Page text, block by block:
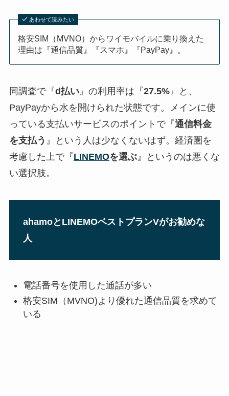
あわせて読みたい
格安SIM（MVNO）からワイモバイルに乗り換えた
理由は『通信品質』『スマホ』『PayPay』。
同調査で『d払い』の利用率は『27.5%』と、
PayPayから水を開けられた状態です。メインに使
っている支払いサービスのポイントで『通信料金
を支払う 』という人は少なくないはず。経済圏を
考慮した上で『LINEMOを選ぶ』というのは悪くな
い選択肢。
ahamoとLINEMOベストプランVがお勧めな
人
電話番号を使用した通話が多い
格安SIM（MVNO)より優れた通信品質を求めて
いる